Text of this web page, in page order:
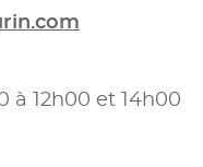
à 12h00 et 14h00